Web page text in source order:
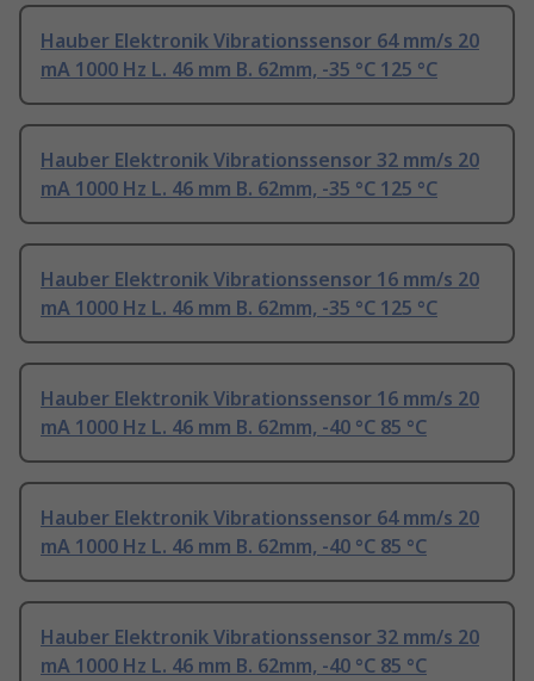
Hauber Elektronik Vibrationssensor 64 mm/s 20
mA 1000 Hz L. 46 mm B. 62mm, -35 °C 125 °C
Hauber Elektronik Vibrationssensor 32 mm/s 20
mA 1000 Hz L. 46 mm B. 62mm, -35 °C 125 °C
Hauber Elektronik Vibrationssensor 16 mm/s 20
mA 1000 Hz L. 46 mm B. 62mm, -35 °C 125 °C
Hauber Elektronik Vibrationssensor 16 mm/s 20
mA 1000 Hz L. 46 mm B. 62mm, -40 °C 85 °C
Hauber Elektronik Vibrationssensor 64 mm/s 20
mA 1000 Hz L. 46 mm B. 62mm, -40 °C 85 °C
Hauber Elektronik Vibrationssensor 32 mm/s 20
mA 1000 Hz L. 46 mm B. 62mm, -40 °C 85 °C